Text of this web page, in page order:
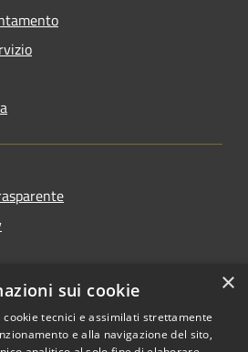
×
sui cookie
tecnici e assimilati strettamente
e alla navigazione del sito,